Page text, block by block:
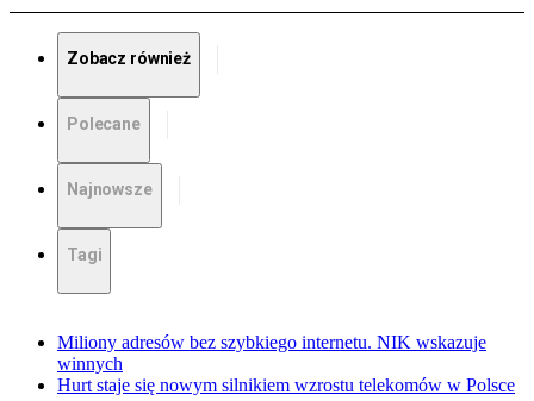
Zobacz również
Polecane
Najnowsze
Tagi
Miliony adresów bez szybkiego internetu. NIK wskazuje
winnych
Hurt staje się nowym silnikiem wzrostu telekomów w Polsce